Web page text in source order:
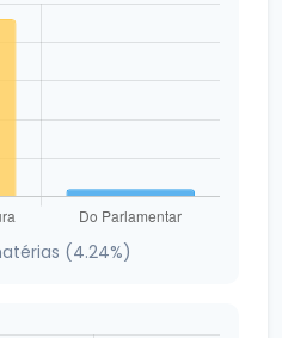
(4.24%)